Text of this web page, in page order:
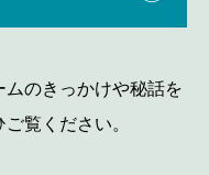
ムのきっかけや秘話を
覧ください。